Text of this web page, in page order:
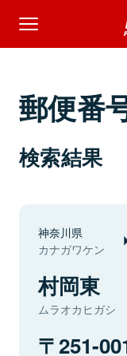
郵便番
検索結果
神奈川県
カナガワケン
村岡東
ムラオカヒガシ
251-